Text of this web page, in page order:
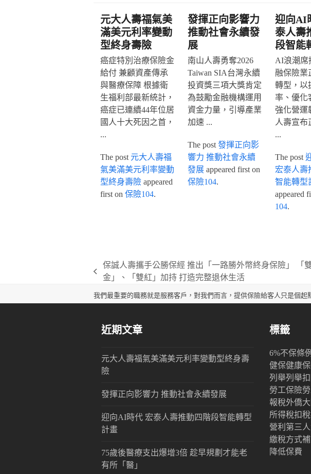
元大人壽福氣美
滿美元利率變動
型終身壽險
癌症特別治療保險金
給付 兼顧資產傳承
與醫療保障 根據衛
生福利部最新統計，
癌症已連續44年位居
國人十大死因之首，
...
The post 元大人壽福
氣美滿美元利率變動
型終身壽險appeared
first on 保險104.
發揮正向影響力
推動社會永續發
展
南山人壽勇奪2026
Taiwan SIA台灣永續
投資獎三項大獎肯定
為鼓勵金融機構運用
資金力量，引導產業
加速 ...
The post 發揮正向影
響力 推動社會永續
發展appeared first on
保險104.
迎向AI
泰人壽
段智能
AI浪潮席
融保險業
轉型，以
率、優化
強化營運
人壽宣布
...
The post
宏泰人壽
智能轉型
appeared
104.
previous
保誠人壽攜手公勝保經 推出「一路勝外幣終身保險」 「
金」、「雙紅」加持 打造完整退休生活
我們最重要的職務就是服務客戶，對我們而言，提供保險給客人只是個起
近期文章
元大人壽福氣美滿美元利率變動型終身壽
險
發揮正向影響力 推動社會永續發展
迎向AI時代 宏泰人壽推動四階段智能轉型
計畫
75歲後醫療支出爆增3倍 趁早規劃才能老
有所「醫」
標籤
6%不保條例
健保健康
列舉列舉
勞工保險
報稅外僑
所得稅扣稅
營利 第三
繳稅方式
降低保費